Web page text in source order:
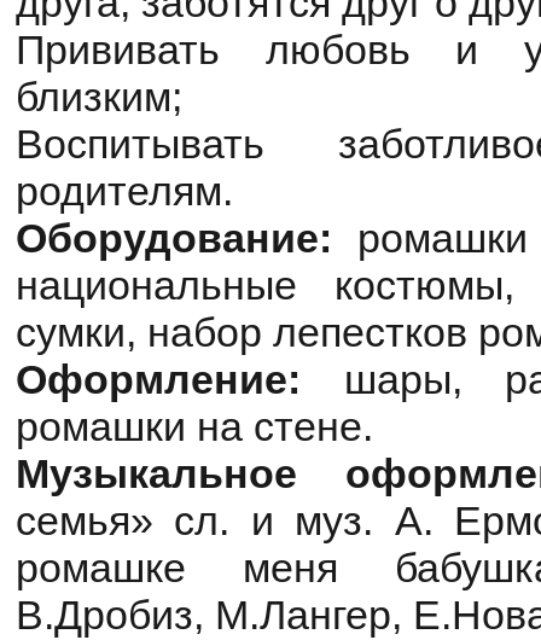
Прививать любовь и
близким;
Воспитывать
родителям.
Оборудование: ромашки
национальные
сумки, набор лепестков
Оформление: шары,
ромашки на стене.
Музыкальное
семья» сл. и муз. А.
ромашке меня
В.Дробиз, М.Лангер,